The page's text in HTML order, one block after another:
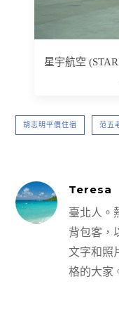
星宇航空
胡志明平價住宿 范五
Teresa
臺北人。
背包客，
文字和照
格的大家